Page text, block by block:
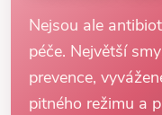
Nejsou ale
péče. Největší
prevence,
pitného režimu a